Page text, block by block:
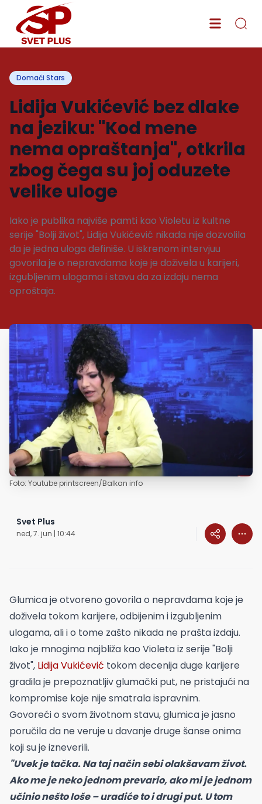
Domaći Stars
Lidija Vukićević bez dlake
na jeziku: "Kod mene
nema opraštanja", otkrila
zbog čega su joj oduzete
velike uloge
Iako je publika najviše pamti kao Violetu iz kultne
serije "Bolji život", Lidija Vukićević nikada nije dozvolila
da je jedna uloga definiše. U iskrenom intervjuu
govorila je o nepravdama koje je doživela u karijeri,
izgubljenim ulogama i stavu da za izdaju nema
oproštaja.
Foto: Youtube printscreen/Balkan info
Svet Plus
ned, 7. jun | 10:44
Glumica je otvoreno govorila o nepravdama koje je
doživela tokom karijere, odbijenim i izgubljenim
ulogama, ali i o tome zašto nikada ne prašta izdaju.
Iako je mnogima najbliža kao Violeta iz serije "Bolji
život", Lidija Vukićević tokom decenija duge karijere
gradila je prepoznatljiv glumački put, ne pristajući na
kompromise koje nije smatrala ispravnim.
Govoreći o svom životnom stavu, glumica je jasno
poručila da ne veruje u davanje druge šanse onima
koji su je izneverili.
"Uvek je tačka. Na taj način sebi olakšavam život.
Ako me je neko jednom prevario, ako mi je jednom
učinio nešto loše – uradiće to i drugi put. U tom